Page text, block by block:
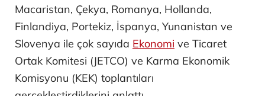
Macaristan, Çekya, Romanya, Hollanda,
Finlandiya, Portekiz, İspanya, Yunanistan ve
Slovenya ile çok sayıda Ekonomi ve Ticaret
Ortak Komitesi (JETCO) ve Karma Ekonomik
Komisyonu (KEK) toplantıları